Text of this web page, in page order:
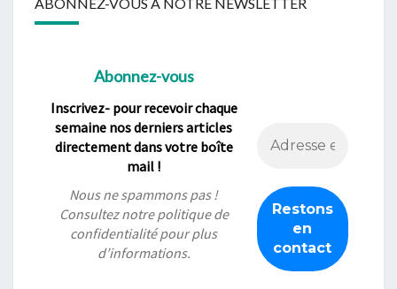
Abonnez-vous
Inscrivez- pour recevoir chaque
semaine nos derniers articles
directement dans votre boîte
mail !
Nous ne spammons pas !
Consultez notrepolitique de
confidentialitépour plus
d’informations.